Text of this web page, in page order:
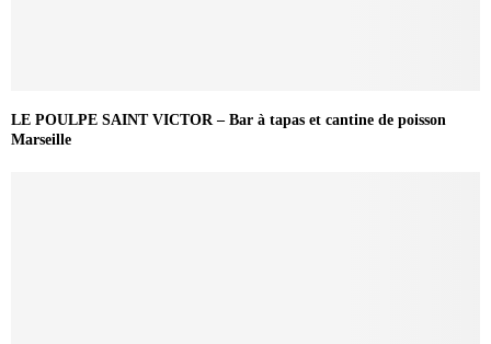
LE POULPE SAINT VICTOR – Bar à tapas et cantine de poisson
Marseille